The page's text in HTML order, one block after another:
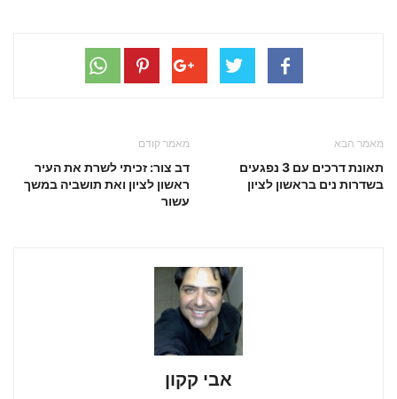
מאמר קודם
דב צור: זכיתי לשרת את העיר
ראשון לציון ואת תושביה במשך
עשור
מאמר הבא
תאונת דרכים עם 3 נפגעים
בשדרות נים בראשון לציון
אבי קקון